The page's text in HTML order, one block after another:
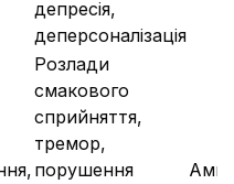
депресія,
деперсоналізація
Розлади
смакового
сприйняття,
тремор,
порушення